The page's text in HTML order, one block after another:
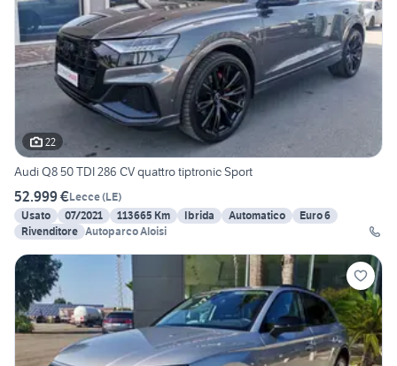
22
Audi Q8 50 TDI 286 CV quattro tiptronic Sport
52.999 €Lecce(LE)
Usato
07/2021 113665 Km Ibrida Automatico
Euro 6
Rivenditore Autoparco Aloisi